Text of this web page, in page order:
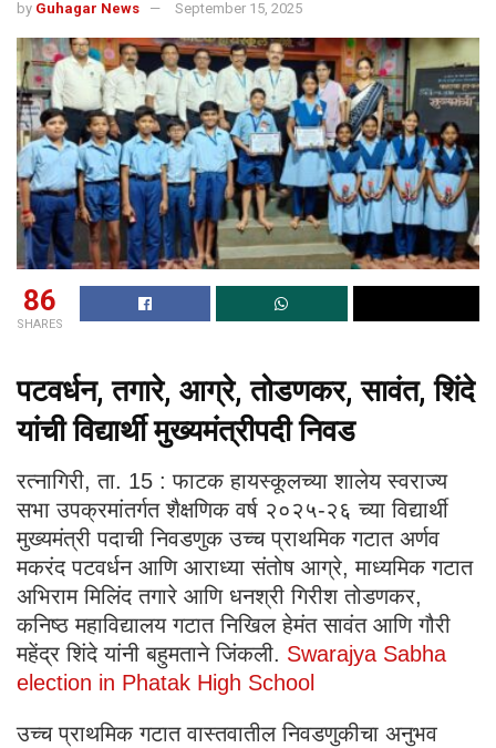
by Guhagar News September 15, 2025
86
SHARES
पटवर्धन, तगारे, आग्रे, तोडणकर, सावंत, शिंदे
यांची विद्यार्थी मुख्यमंत्रीपदी निवड
रत्नागिरी, ता. 15 : फाटक हायस्कूलच्या शालेय स्वराज्य
सभा उपक्रमांतर्गत शैक्षणिक वर्ष २०२५-२६ च्या विद्यार्थी
मुख्यमंत्री पदाची निवडणुक उच्च प्राथमिक गटात अर्णव
मकरंद पटवर्धन आणि आराध्या संतोष आग्रे, माध्यमिक गटात
अभिराम मिलिंद तगारे आणि धनश्री गिरीश तोडणकर,
कनिष्ठ महाविद्यालय गटात निखिल हेमंत सावंत आणि गौरी
महेंद्र शिंदे यांनी बहुमताने जिंकली. Swarajya Sabha
election in Phatak High School
उच्च प्राथमिक गटात वास्तवातील निवडणुकीचा अनुभव